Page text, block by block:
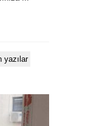
yazılar